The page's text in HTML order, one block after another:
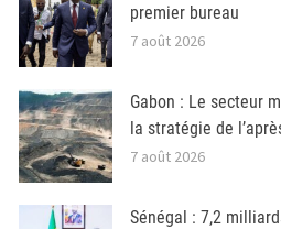
premier bureau
7 août 2026
Gabon : Le secteur
la stratégie de
7 août 2026
Sénégal : 7,2